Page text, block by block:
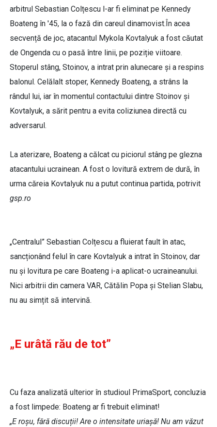
arbitrul Sebastian Colțescu l-ar fi eliminat pe Kennedy
Boateng în '45, la o fază din careul dinamovist.În acea
secvență de joc, atacantul Mykola Kovtalyuk a fost căutat
de Ongenda cu o pasă între linii, pe poziție viitoare.
Stoperul stâng, Stoinov, a intrat prin alunecare și a respins
balonul. Celălalt stoper, Kennedy Boateng, a strâns la
rândul lui, iar în momentul contactului dintre Stoinov și
Kovtalyuk, a sărit pentru a evita coliziunea directă cu
adversarul.
La aterizare, Boateng a călcat cu piciorul stâng pe glezna
atacantului ucrainean. A fost o lovitură extrem de dură, în
urma căreia Kovtalyuk nu a putut continua partida, potrivit
gsp.ro
„Centralul” Sebastian Colțescu a fluierat fault în atac,
sancționând felul în care Kovtalyuk a intrat în Stoinov, dar
nu și lovitura pe care Boateng i-a aplicat-o ucraineanului.
Nici arbitrii din camera VAR, Cătălin Popa și Stelian Slabu,
nu au simțit să intervină.
„E urâtă rău de tot”
Cu faza analizată ulterior în studioul PrimaSport, concluzia
a fost limpede: Boateng ar fi trebuit eliminat!
„E roșu, fără discuții! Are o intensitate uriașă! Nu am văzut